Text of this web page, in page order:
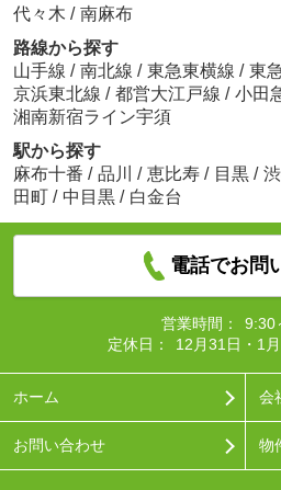
代々木 / 南麻布
路線から探す
山手線 / 南北線 / 東急東横線 / 東
京浜東北線 / 都営大江戸線 / 小田
湘南新宿ライン宇須
駅から探す
麻布十番 / 品川 / 恵比寿 / 目黒 /
田町 / 中目黒 / 白金台
電話でお問
営業時間：
9:30
定休日：
12月31日・1
ホーム 会
お問い合わせ 物